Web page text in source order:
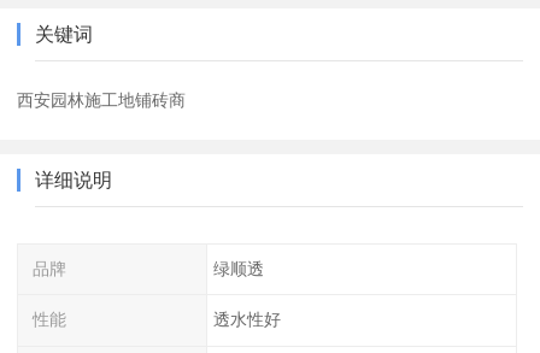
关键词
西安园林施工地铺砖商
详细说明
品牌 绿顺透
性能 透水性好